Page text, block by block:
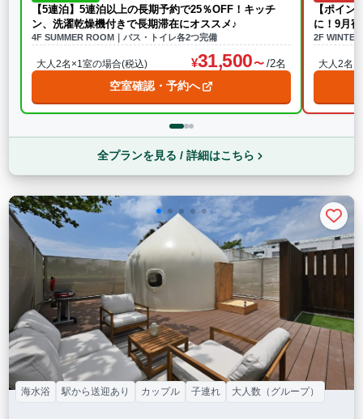
【5連泊】5連泊以上の長期予約で25％OFF！キッチ
ン、洗濯乾燥機付きで長期滞在にオススメ♪
4F SUMMER ROOM｜バス・トイレ各2つ完備
大人2名×1室の場合(税込) 31,500 /2名
空室確認・予約へ
【ポイ
に！9月
2F
大人2名
全プランを見る / 詳細はこちら
海水浴 駅から送迎あり カップル 子連れ 大人数（グループ）